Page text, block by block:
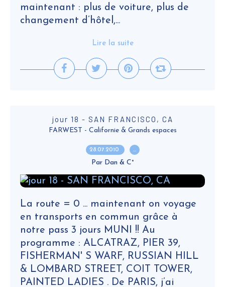
maintenant : plus de voiture, plus de
changement d’hôtel,...
Lire la suite
jour 18 - SAN FRANCISCO, CA
FARWEST - Californie & Grands espaces
28.07.2010 …
Par Dan & C°
La route = 0 ... maintenant on voyage
en transports en commun grâce à
notre pass 3 jours MUNI !! Au
programme : ALCATRAZ, PIER 39,
FISHERMAN' S WARF, RUSSIAN HILL
& LOMBARD STREET, COIT TOWER,
PAINTED LADIES . De PARIS, j’ai